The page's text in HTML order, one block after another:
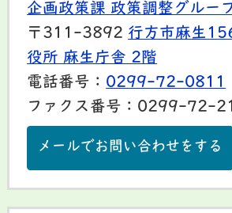
企画政策課 政策調整グルー
〒311-3892 行方市麻生
役所 麻生庁舎 2階
電話番号： 0299-72-0811
ファクス番号：0299-72-
メールでお問い合わせをする